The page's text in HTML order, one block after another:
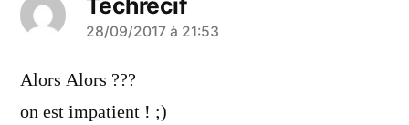
a
dit :
28/09/2017 à 21:53
Alors Alors ???
on est impatient ! ;)